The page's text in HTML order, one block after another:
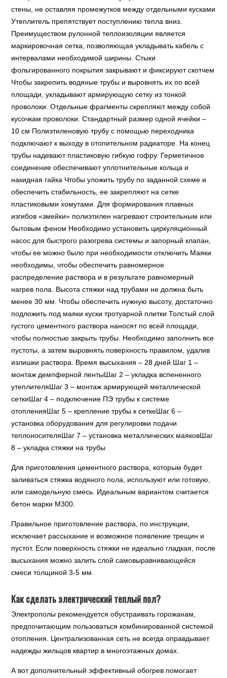
стены, не оставляя промежутков между отдельными кусками
Утеплитель препятствует поступлению тепла вниз.
Преимуществом рулонной теплоизоляции является
маркировочная сетка, позволяющая укладывать кабель с
интервалами необходимой ширины. Стыки
фольгированного покрытия закрывают и фиксируют скотчем
Чтобы закрепить водяные трубы и выровнять их по всей
площади, укладывают армирующую сетку из тонкой
проволоки. Отдельные фрагменты скрепляют между собой
кусочкам проволоки. Стандартный размер одной ячейки –
10 см Полиэтиленовую трубу с помощью переходника
подключают к выходу в отопительном радиаторе. На конец
трубы надевают пластиковую гибкую гофру. Герметичное
соединение обеспечивают уплотнительные кольца и
накидная гайка Чтобы уложить трубу по заданной схеме и
обеспечить стабильность, ее закрепляют на сетке
пластиковыми хомутами. Для формирования плавных
изгибов «змейки» полиэтилен нагревают строительным или
бытовым феном Необходимо установить циркуляционный
насос для быстрого разогрева системы и запорный клапан,
чтобы ее можно было при необходимости отключить Маяки
необходимы, чтобы обеспечить равномерное
распределение раствора и в результате равномерный
нагрев пола. Высота стяжки над трубами не должна быть
менее 30 мм. Чтобы обеспечить нужную высоту, достаточно
подложить под маяки куски тротуарной плитки Толстый слой
густого цементного раствора наносят по всей площади,
чтобы полностью закрыть трубы. Необходимо заполнить все
пустоты, а затем выровнять поверхность правилом, удалив
излишки раствора. Время высыхания – 28 дней Шаг 1 –
монтаж демпферной лентыШаг 2 – укладка вспененного
утеплителяШаг 3 – монтаж армирующей металлической
сеткиШаг 4 – подключение ПЭ трубы к системе
отопленияШаг 5 – крепление трубы к сеткеШаг 6 –
установка оборудования для регулировки подачи
теплоносителяШаг 7 – установка металлических маяковШаг
8 – укладка стяжки на трубы
Для приготовления цементного раствора, которым будет
заливаться стяжка водяного пола, используют или готовую,
или самодельную смесь. Идеальным вариантом считается
бетон марки М300.
Правильное приготовление раствора, по инструкции,
исключает рассыхание и возможное появление трещин и
пустот. Если поверхность стяжки не идеально гладкая, после
высыхания можно залить слой самовыравнивающейся
смеси толщиной 3-5 мм.
Как сделать электрический теплый пол?
Электрополы рекомендуется обустраивать горожанам,
предпочитающим пользоваться комбинированной системой
отопления. Централизованная сеть не всегда оправдывает
надежды жильцов квартир в многоэтажных домах.
А вот дополнительный эффективный обогрев помогает